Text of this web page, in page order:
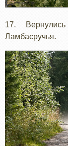
17.
Ламбасручья.